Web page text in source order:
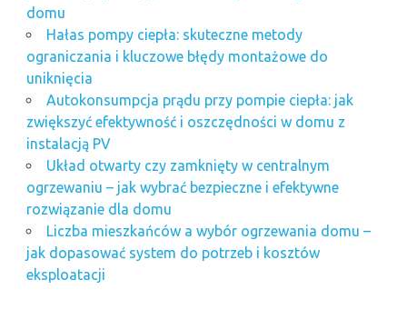
domu
Hałas pompy ciepła: skuteczne metody
ograniczania i kluczowe błędy montażowe do
uniknięcia
Autokonsumpcja prądu przy pompie ciepła: jak
zwiększyć efektywność i oszczędności w domu z
instalacją PV
Układ otwarty czy zamknięty w centralnym
ogrzewaniu – jak wybrać bezpieczne i efektywne
rozwiązanie dla domu
Liczba mieszkańców a wybór ogrzewania domu –
jak dopasować system do potrzeb i kosztów
eksploatacji